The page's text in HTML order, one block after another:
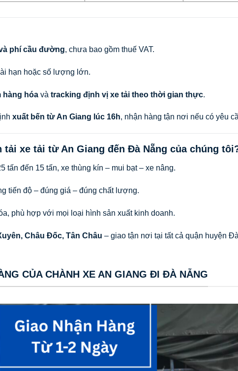
phí cầu đường, chưa bao gồm thuế VAT.
hạn hoặc số lượng lớn.
hàng hóavà tracking định vị xe tải theo thời gian thực.
xuất bến từ An Giang lúc 16h, nhận hàng tận nơi nếu có yêu
tải xe tải từ An Giang đến Đà Nẵng của chúng
tấn đến 15 tấn, xe thùng kín – mui bạt – xe nâng.
tiến độ – đúng giá – đúng chất lượng.
phù hợp với mọi loại hình sản xuất kinh doanh.
Châu Đốc, Tân Châu – giao tận nơi tại tất cả quận huyện
CỦA CHÀNH XE AN GIANG ĐI ĐÀ NẴNG